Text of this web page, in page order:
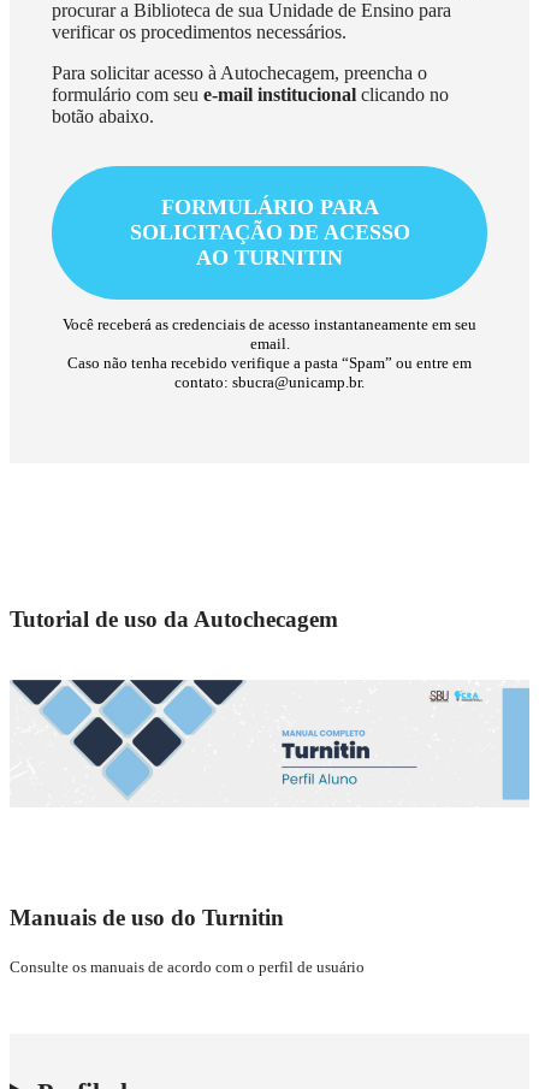
procurar a Biblioteca de sua Unidade de Ensino para
verificar os procedimentos necessários.
Para solicitar acesso à Autochecagem, preencha o
formulário com seu e-mail institucionalclicando no
botão abaixo.
FORMULÁRIO PARA
SOLICITAÇÃO DE ACESSO
AO TURNITIN
Você receberá as credenciais de acesso instantaneamente em seu
email.
Caso não tenha recebido verifique a pasta “Spam” ou entre em
contato: sbucra@unicamp.br.
Tutorial de uso da Autochecagem
Manuais de uso do Turnitin
Consulte os manuais de acordo com o perfil de usuário